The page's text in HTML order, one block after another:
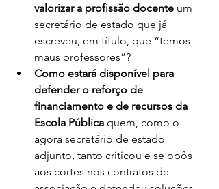
valorizar a profissão docente um
secretário de estado que já
escreveu, em título, que “temos
maus professores”?
Como estará disponível para
defender o reforço de
financiamento e de recursos da
Escola Pública quem, como o
agora secretário de estado
adjunto, tanto criticou e se opôs
aos cortes nos contratos de